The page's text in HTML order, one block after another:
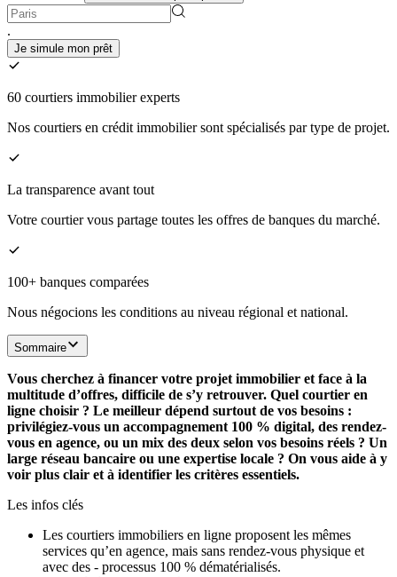
.
Je simule mon prêt
60 courtiers immobilier experts
Nos courtiers en crédit immobilier sont spécialisés par type de projet.
La transparence avant tout
Votre courtier vous partage toutes les offres de banques du marché.
100+ banques comparées
Nous négocions les conditions au niveau régional et national.
Sommaire
Vous cherchez à financer votre projet immobilier et face à la
multitude d’offres, difficile de s’y retrouver. Quel courtier en
ligne choisir ? Le meilleur dépend surtout de vos besoins :
privilégiez-vous un accompagnement 100 % digital, des rendez-
vous en agence, ou un mix des deux selon vos besoins réels ? Un
large réseau bancaire ou une expertise locale ? On vous aide à y
voir plus clair et à identifier les critères essentiels.
Les infos clés
Les courtiers immobiliers en ligne proposent les mêmes
services qu’en agence, mais sans rendez-vous physique et
avec des - processus 100 % dématérialisés.